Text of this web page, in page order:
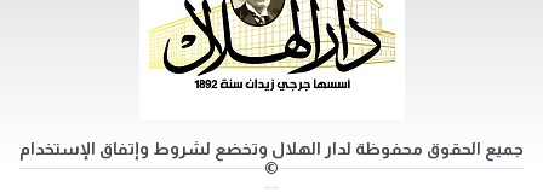
جميع الحقوق محفوظة لدار الهلال وتخضع لشروط وإتفاق الإستخدام
©